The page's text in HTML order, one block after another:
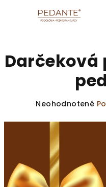
Darčeková
Priemerné
produktu
hviezdičiek.
Neohodnotené